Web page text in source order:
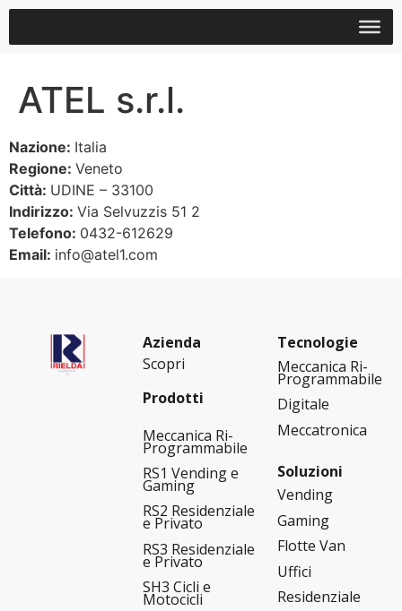
ATEL s.r.l.
Nazione: Italia
Regione: Veneto
Città: UDINE – 33100
Indirizzo: Via Selvuzzis 51 2
Telefono: 0432-612629
Email: info@atel1.com
Azienda
Scopri
Prodotti
Meccanica Ri-
Programmabile
RS1 Vending e
Gaming
RS2 Residenziale
e Privato
RS3 Residenziale
e Privato
SH3 Cicli e
Motocicli
Tecnologie
Meccanica Ri-
Programmabile
Digitale
Meccatronica
Soluzioni
Vending
Gaming
Flotte Van
Uffici
Residenziale